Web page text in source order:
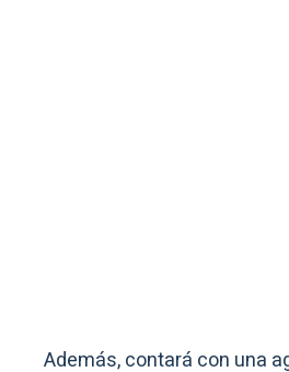
Además, contará con una